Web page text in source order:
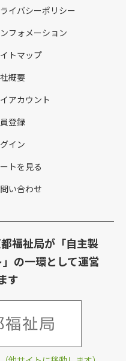
イバシーポリシー
フォメーション
トマップ
概要
アカウント
登録
イン
トを見る
い合わせ
福祉局が「自主製
の一環として運営
す